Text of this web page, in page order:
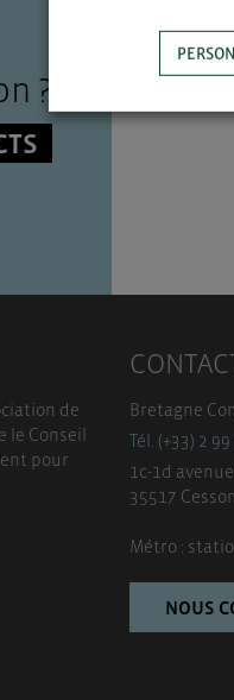
?
de
le Conseil
pour
Bretagne
Tél. (+33) 2
1c-1d
35517
Métro :
NOUS